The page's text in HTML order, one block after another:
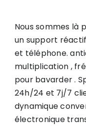
Nous sommes là
un support
et téléphone.
multiplication ,
pour bavarder .
24h/24 et 7j/7
dynamique
électronique